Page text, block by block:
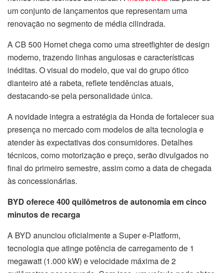
um conjunto de lançamentos que representam uma
renovação no segmento de média cilindrada.
A CB 500 Hornet chega como uma streetfighter de design
moderno, trazendo linhas angulosas e características
inéditas. O visual do modelo, que vai do grupo ótico
dianteiro até a rabeta, reflete tendências atuais,
destacando-se pela personalidade única.
A novidade integra a estratégia da Honda de fortalecer sua
presença no mercado com modelos de alta tecnologia e
atender às expectativas dos consumidores. Detalhes
técnicos, como motorização e preço, serão divulgados no
final do primeiro semestre, assim como a data de chegada
às concessionárias.
BYD oferece 400 quilômetros de autonomia em cinco
minutos de recarga
A BYD anunciou oficialmente a Super e-Platform,
tecnologia que atinge potência de carregamento de 1
megawatt (1.000 kW) e velocidade máxima de 2